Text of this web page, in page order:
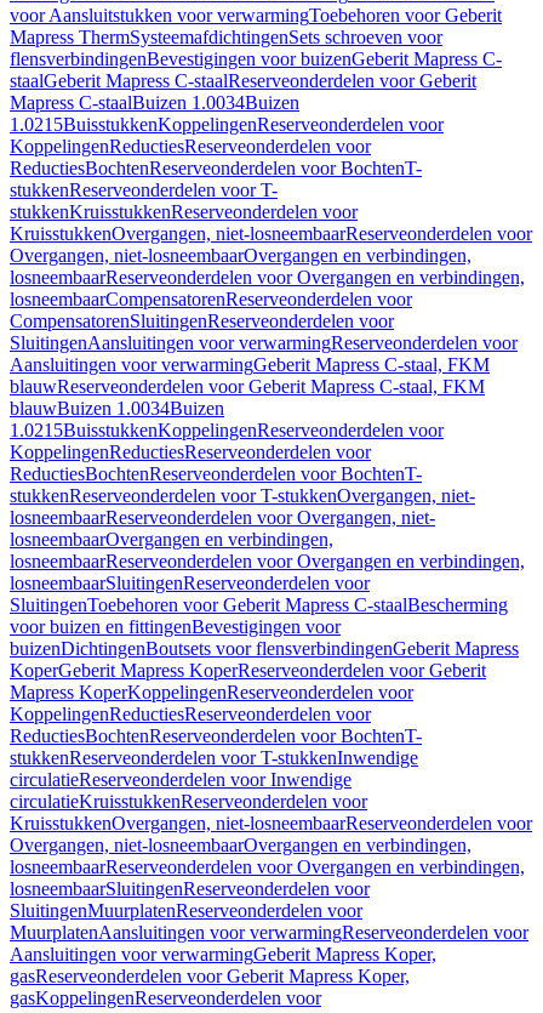
voor Aansluitstukken voor verwarmingToebehoren voor Geberit
Mapress ThermSysteemafdichtingenSets schroeven voor
flensverbindingenBevestigingen voor buizenGeberit Mapress C-
staalGeberit Mapress C-staalReserveonderdelen voor Geberit
Mapress C-staalBuizen 1.0034Buizen
1.0215BuisstukkenKoppelingenReserveonderdelen voor
KoppelingenReductiesReserveonderdelen voor
ReductiesBochtenReserveonderdelen voor BochtenT-
stukkenReserveonderdelen voor T-
stukkenKruisstukkenReserveonderdelen voor
KruisstukkenOvergangen, niet-losneembaarReserveonderdelen voor
Overgangen, niet-losneembaarOvergangen en verbindingen,
losneembaarReserveonderdelen voor Overgangen en verbindingen,
losneembaarCompensatorenReserveonderdelen voor
CompensatorenSluitingenReserveonderdelen voor
SluitingenAansluitingen voor verwarmingReserveonderdelen voor
Aansluitingen voor verwarmingGeberit Mapress C-staal, FKM
blauwReserveonderdelen voor Geberit Mapress C-staal, FKM
blauwBuizen 1.0034Buizen
1.0215BuisstukkenKoppelingenReserveonderdelen voor
KoppelingenReductiesReserveonderdelen voor
ReductiesBochtenReserveonderdelen voor BochtenT-
stukkenReserveonderdelen voor T-stukkenOvergangen, niet-
losneembaarReserveonderdelen voor Overgangen, niet-
losneembaarOvergangen en verbindingen,
losneembaarReserveonderdelen voor Overgangen en verbindingen,
losneembaarSluitingenReserveonderdelen voor
SluitingenToebehoren voor Geberit Mapress C-staalBescherming
voor buizen en fittingenBevestigingen voor
buizenDichtingenBoutsets voor flensverbindingenGeberit Mapress
KoperGeberit Mapress KoperReserveonderdelen voor Geberit
Mapress KoperKoppelingenReserveonderdelen voor
KoppelingenReductiesReserveonderdelen voor
ReductiesBochtenReserveonderdelen voor BochtenT-
stukkenReserveonderdelen voor T-stukkenInwendige
circulatieReserveonderdelen voor Inwendige
circulatieKruisstukkenReserveonderdelen voor
KruisstukkenOvergangen, niet-losneembaarReserveonderdelen voor
Overgangen, niet-losneembaarOvergangen en verbindingen,
losneembaarReserveonderdelen voor Overgangen en verbindingen,
losneembaarSluitingenReserveonderdelen voor
SluitingenMuurplatenReserveonderdelen voor
MuurplatenAansluitingen voor verwarmingReserveonderdelen voor
Aansluitingen voor verwarmingGeberit Mapress Koper,
gasReserveonderdelen voor Geberit Mapress Koper,
gasKoppelingenReserveonderdelen voor